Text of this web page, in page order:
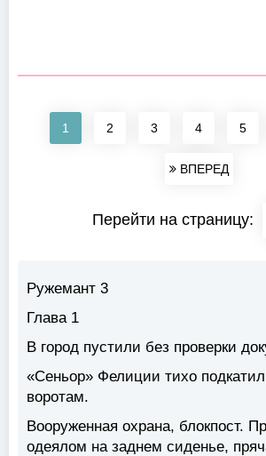
1 2 3 4 5
ВПЕРЕД
Перейти на страницу:
Ружемант 3
Глава 1
В город пустили без проверки
«Сеньор» Фелиции тихо
воротам.
Вооруженная охрана, блокпост.
одеялом на заднем сиденье,